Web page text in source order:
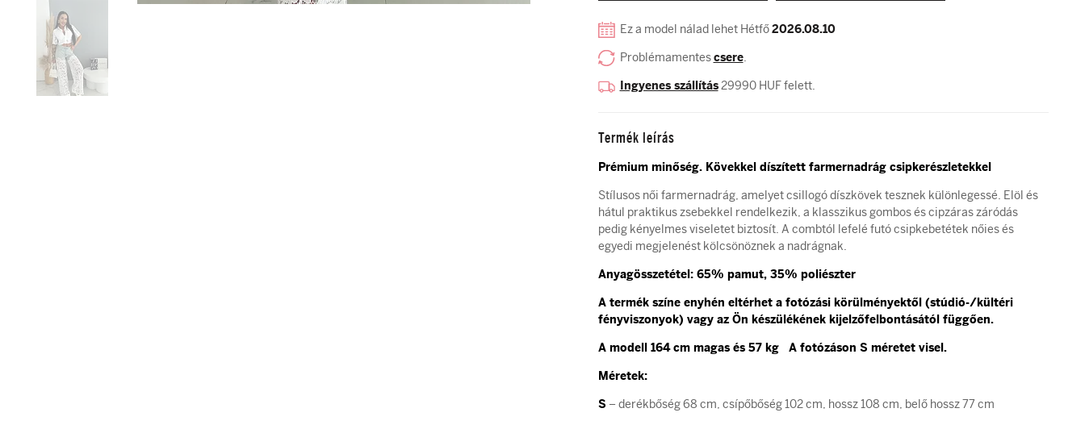
Ez a model nálad lehet Hétfő2026.08.10
Problémamentescsere.
Ingyenes szállítás29990 HUF felett.
Termék leírás
Prémium minőség. Kövekkel díszített farmernadrág csipkerészletekkel
Stílusos női farmernadrág, amelyet csillogó díszkövek tesznek különlegessé. Elöl és
hátul praktikus zsebekkel rendelkezik, a klasszikus gombos és cipzáras záródás
pedig kényelmes viseletet biztosít. A combtól lefelé futó csipkebetétek nőies és
egyedi megjelenést kölcsönöznek a nadrágnak.
Anyagösszetétel: 65% pamut, 35% poliészter
A termék színe enyhén eltérhet a fotózási körülményektől (stúdió-/kültéri
fényviszonyok) vagy az Ön készülékének kijelzőfelbontásától függően.
A modell 164 cm magas és 57 kg A fotózáson S méretet visel.
Méretek:
S – derékbőség 68 cm, csípőbőség 102 cm, hossz 108 cm, belő hossz 77 cm